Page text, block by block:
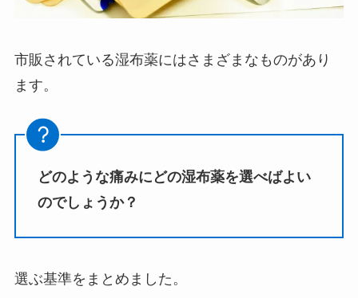
市販されている湿布薬にはさまざまなものがあり
ます。
どのような痛みにどの湿布薬を選べばよい
のでしょうか？
選ぶ基準をまとめました。